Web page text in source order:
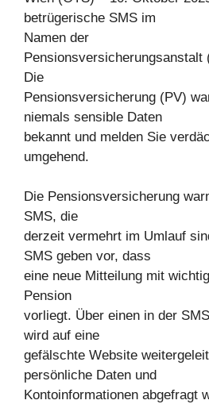
betrügerische SMS im
Namen der
Pensionsversicherungsanstalt
Die
Pensionsversicherung (PV)
niemals sensible Daten
bekannt und melden Sie
umgehend.
Die Pensionsversicherung
SMS, die
derzeit vermehrt im Umlauf
SMS geben vor, dass
eine neue Mitteilung mit
Pension
vorliegt. Über einen in der
wird auf eine
gefälschte Website
persönliche Daten und
Kontoinformationen abgefragt